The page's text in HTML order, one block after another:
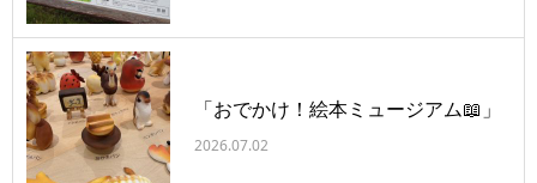
「おでかけ！絵本ミュージアム📖」
2026.07.02